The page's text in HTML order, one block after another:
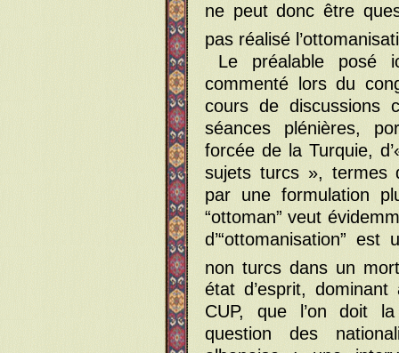
ne peut donc être
pas réalisé
Le préalable posé
commenté lors du
cours de discussions
séances plénières,
forcée de la Turquie,
sujets turcs », termes
par une formulation
“ottoman” veut
d’“ottomanisation”
non turcs dans un
état d’esprit,
CUP, que l’on doit
question des